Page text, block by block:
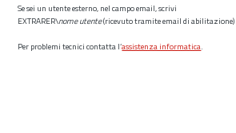
Se sei un utente esterno, nel campo email, scrivi
EXTRARER\nome utente(ricevuto tramite email di abilitazione)
Per problemi tecnici contatta l’assistenza informatica.